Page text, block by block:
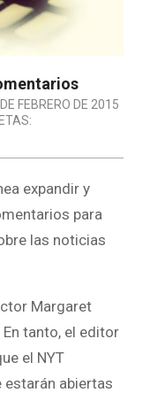
FEBRERO DE 2015
expandir y
para
las noticias
Margaret
. En tanto, el editor
el NYT
estarán abiertas